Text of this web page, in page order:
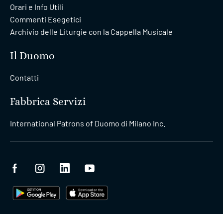
Orari e Info Utili
Commenti Esegetici
Archivio delle Liturgie con la Cappella Musicale
Il Duomo
Contatti
Fabbrica Servizi
International Patrons of Duomo di Milano Inc.